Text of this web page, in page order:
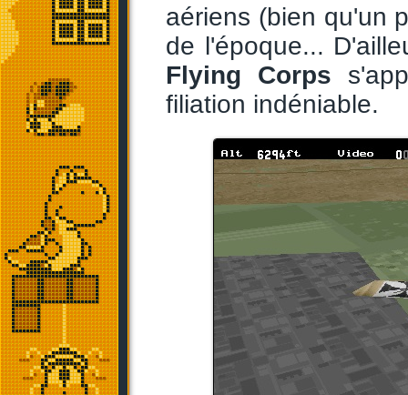
aériens (bien qu'un
de l'époque...
Flying Corps
filiation indéniable.